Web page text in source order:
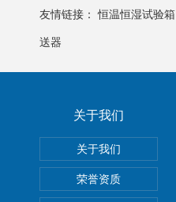
友情链接：恒温恒湿试验箱
送器
关于我们
关于我们
荣誉资质